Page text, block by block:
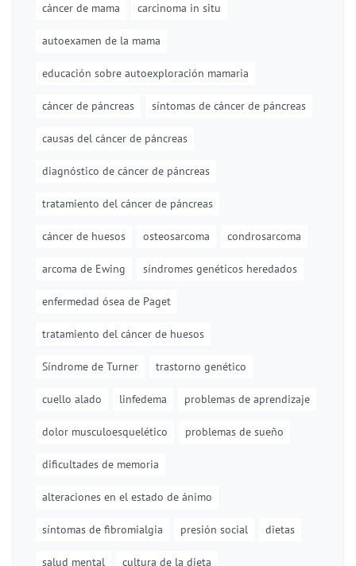
cáncer de mama carcinoma in situ
autoexamen de la mama
educación sobre autoexploración mamaria
cáncer de páncreas síntomas de cáncer de páncreas
causas del cáncer de páncreas
diagnóstico de cáncer de páncreas
tratamiento del cáncer de páncreas
cáncer de huesos osteosarcoma condrosarcoma
arcoma de Ewing síndromes genéticos heredados
enfermedad ósea de Paget
tratamiento del cáncer de huesos
Síndrome de Turner trastorno genético
cuello alado linfedema problemas de aprendizaje
dolor musculoesquelético problemas de sueño
dificultades de memoria
alteraciones en el estado de ánimo
síntomas de fibromialgia presión social dietas
salud mental cultura de la dieta